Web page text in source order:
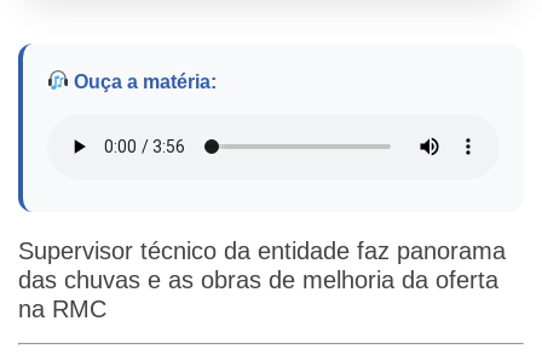
Ouça a matéria:
Supervisor técnico da entidade faz panorama
das chuvas e as obras de melhoria da oferta
na RMC